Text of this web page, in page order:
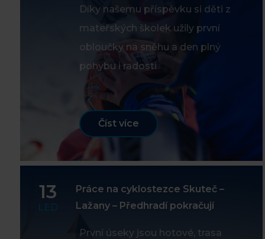
Díky našemu příspěvku si děti z
mateřských školek užily první
obloučky na sněhu a den plný
pohybu i radosti
Číst více
13
LED
Práce na cyklostezce Skuteč –
Lažany – Předhradí pokračují
První úseky jsou hotové, trasa